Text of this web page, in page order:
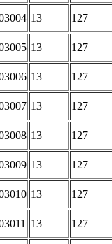
13 127
13 127
13 127
13 127
13 127
13 127
13 127
13 127